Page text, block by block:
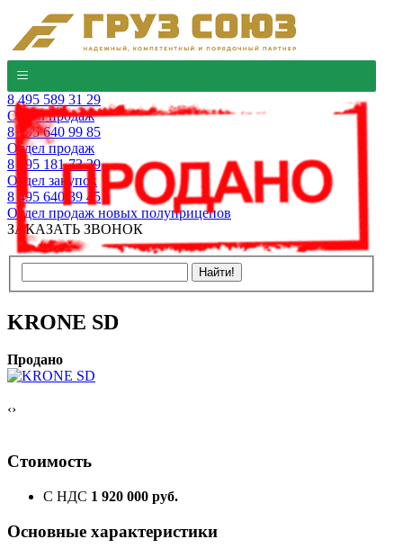
8 495 589 31 29
Отдел продаж
8 495 640 99 85
Отдел продаж
8 495 181 73 29
Отдел закупок
8 495 640 39 45
Отдел продаж новых полуприцепов
ЗАКАЗАТЬ ЗВОНОК
KRONE SD
Продано
‹›
Стоимость
С НДС 1 920 000 руб.
Основные характеристики